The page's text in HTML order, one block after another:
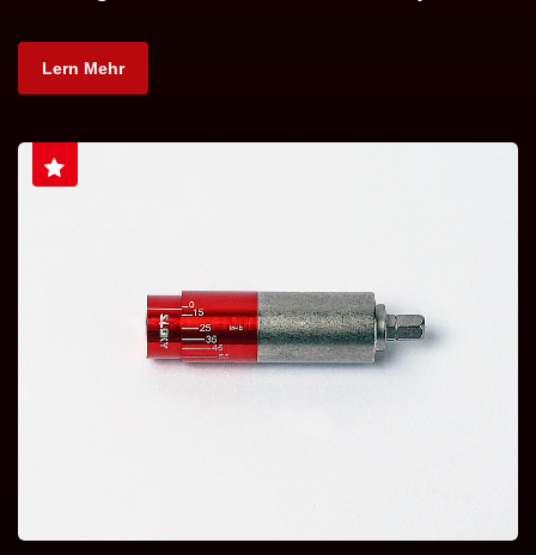
Lern Mehr